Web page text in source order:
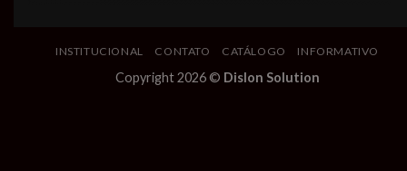
INSTITUCIONAL CONTATO CATÁLOGO INFORMATIVO
Copyright 2026 © Dislon Solution